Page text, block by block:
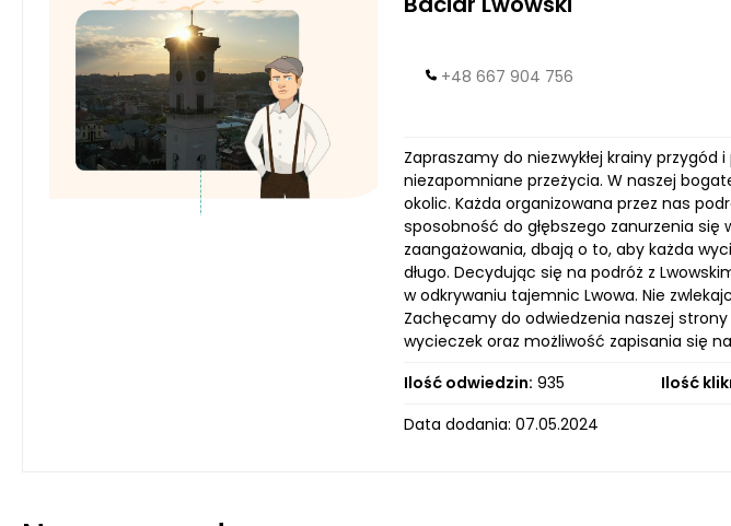
+48 667 904 756
Zapraszamy do niezwykłej krainy
niezapomniane przeżycia. W naszej
okolic. Każda organizowana przez nas
sposobność do głębszego zanurzenia się
zaangażowania, dbają o to, aby każda
długo. Decydując się na podróż z
w odkrywaniu tajemnic Lwowa. Nie
Zachęcamy do odwiedzenia naszej
wycieczek oraz możliwość zapisania się
Ilość odwiedzin: 935 Ilość
Data dodania: 07.05.2024